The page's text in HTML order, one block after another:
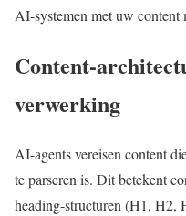
AI-systemen met uw content
Content-
verwerking
AI-agents vereisen content
te parseren is. Dit betekent
heading-structuren (H1, H2,